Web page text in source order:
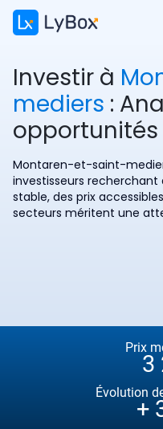
Investir à
mediers :
opportunités
Montaren-et-saint-
investisseurs
stable, des prix
secteurs méritent une
Prix
3
Évolution
+